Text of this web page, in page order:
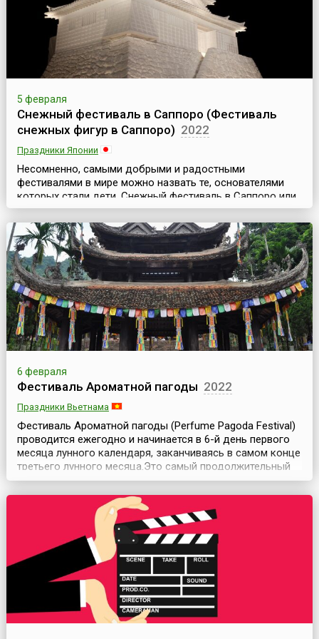
5 февраля
Снежный фестиваль в Саппоро (Фестиваль
снежных фигур в Саппоро) 2022
Праздники Японии
Несомненно, самыми добрыми и радостными
фестивалями в мире можно назвать те, основателями
которых стали дети. Снежный фестиваль в Саппоро или
Фестиваль снежных фигур в Саппоро (яп. さっぽろ雪まつ
り, англ. Sapporo Snow Festival) относится к числу именно
таких фестивалей.Поводом к проведению ежегодного
снежного фестиваля стала инициатива местных
школьников средних и старших классов, которые зимой
1950 г...
6 февраля
Фестиваль Ароматной пагоды 2022
Праздники Вьетнама
Фестиваль Ароматной пагоды (Perfume Pagoda Festival)
проводится ежегодно и начинается в 6-й день первого
месяца лунного календаря, заканчиваясь в самом конце
третьего лунного месяца.Это самый продолжительный
праздник во Вьетнаме; он продлится более двух
месяцев. Центральным событием праздника является
молитва, произнесенная в древней священной пещере
Хуонг Тич в 15-й день первого месяца лунног...